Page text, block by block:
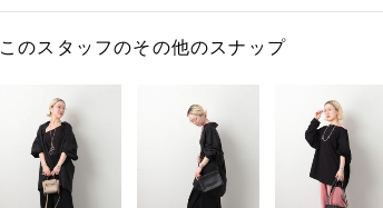
このスタッフのその他のスナップ